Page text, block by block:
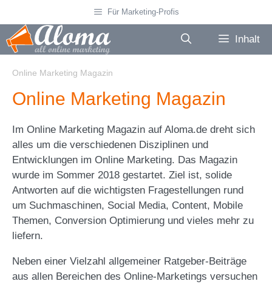
Inhalt
springen
Für Marketing-Profis
Inhalt
Online Marketing Magazin
Online Marketing Magazin
Im Online Marketing Magazin auf Aloma.de dreht sich
alles um die verschiedenen Disziplinen und
Entwicklungen im Online Marketing. Das Magazin
wurde im Sommer 2018 gestartet. Ziel ist, solide
Antworten auf die wichtigsten Fragestellungen rund
um Suchmaschinen, Social Media, Content, Mobile
Themen, Conversion Optimierung und vieles mehr zu
liefern.
Neben einer Vielzahl allgemeiner Ratgeber-Beiträge
aus allen Bereichen des Online-Marketings versuchen